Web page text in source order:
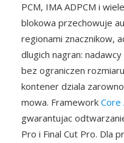
PCM, IMA ADPCM i
blokowa przechowuje
regionami znacznikow,
dlugich nagran:
bez ograniczen
kontener dziala
mowa. Framework Core
gwarantujac
Pro i Final Cut Pro. Dla